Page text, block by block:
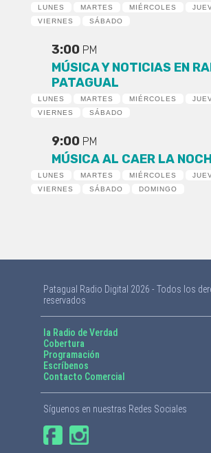
LUNES MARTES MIÉRCOLES
VIERNES
SÁBADO
3:00 PM
MÚSICA Y NOTICIAS EN
PATAGUAL
LUNES MARTES MIÉRCOLES
VIERNES
SÁBADO
9:00 PM
MÚSICA AL CAER LA
LUNES MARTES MIÉRCOLES
VIERNES
SÁBADO DOMINGO
Patagual Radio Digital 2026 - Todos los
reservados
la Radio de Verdad
Cobertura
Programación
Escríbenos
Contacto Comercial
Síguenos en nuestras Redes Sociales